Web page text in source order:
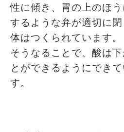
性に傾き、胃の上のほ
するような弁が適切に
体はつくられています。
そうなることで、酸は
とができるようにでき
す。